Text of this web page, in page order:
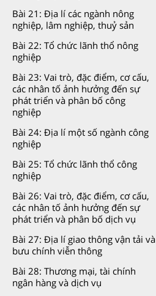
Bài 21: Địa lí các ngành nông
nghiệp, lâm nghiệp, thuỷ sản
Bài 22: Tổ chức lãnh thổ nông
nghiệp
Bài 23: Vai trò, đặc điểm, cơ cấu,
các nhân tố ảnh hưởng đến sự
phát triển và phân bố công
nghiệp
Bài 24: Địa lí một số ngành công
nghiệp
Bài 25: Tổ chức lãnh thổ công
nghiệp
Bài 26: Vai trò, đặc điểm, cơ cấu,
các nhân tố ảnh hưởng đến sự
phát triển và phân bố dịch vụ
Bài 27: Địa lí giao thông vận tải và
bưu chính viễn thông
Bài 28: Thương mại, tài chính
ngân hàng và dịch vụ